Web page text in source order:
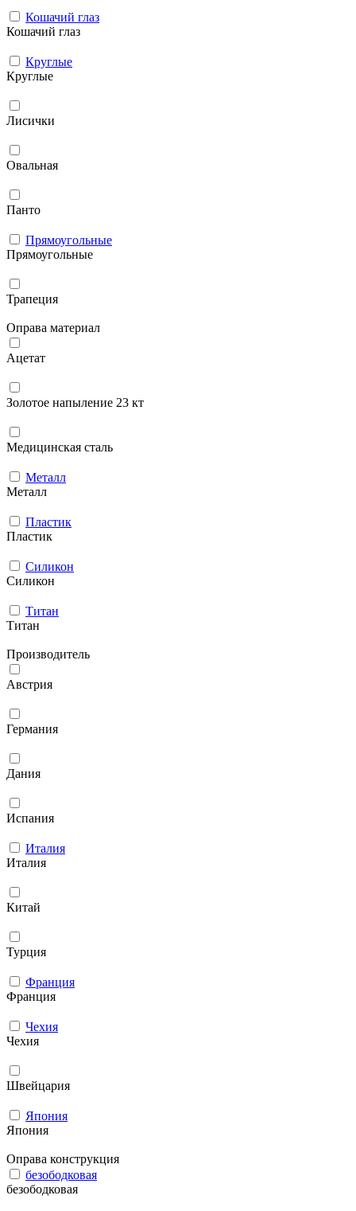
Кошачий глаз
Кошачий глаз
Круглые
Круглые
Лисички
Овальная
Панто
Прямоугольные
Прямоугольные
Трапеция
Оправа материал
Ацетат
Золотое напыление 23 кт
Медицинская сталь
Металл
Металл
Пластик
Пластик
Силикон
Силикон
Титан
Титан
Производитель
Австрия
Германия
Дания
Испания
Италия
Италия
Китай
Турция
Франция
Франция
Чехия
Чехия
Швейцария
Япония
Япония
Оправа конструкция
безободковая
безободковая